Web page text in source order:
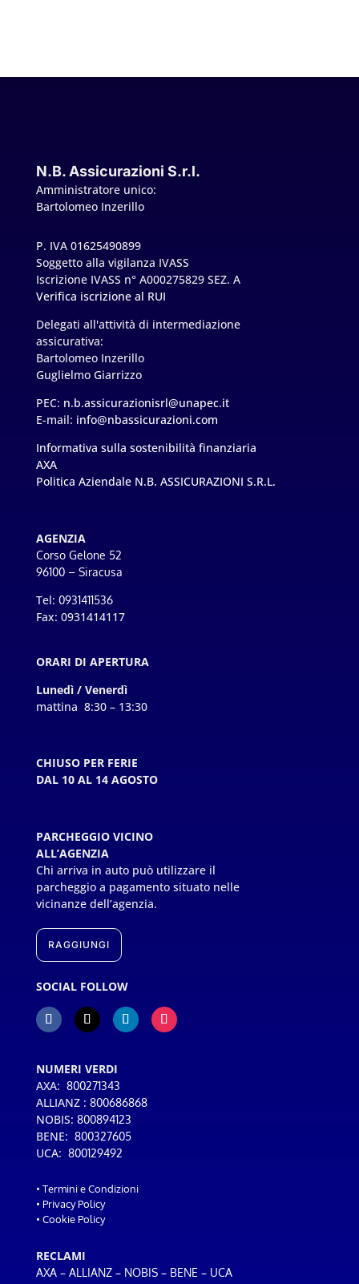
N.B. Assicurazioni S.r.l.
Amministratore unico:
Bartolomeo Inzerillo
P. IVA 01625490899
Soggetto alla vigilanza IVASS
Iscrizione IVASS n° A000275829 SEZ. A
Verifica iscrizione al RUI
Delegati all'attività di intermediazione
assicurativa:
Bartolomeo Inzerillo
Guglielmo Giarrizzo
PEC: n.b.assicurazionisrl@unapec.it
E-mail: info@nbassicurazioni.com
Informativa sulla sostenibilità finanziaria
AXA
Politica Aziendale N.B. ASSICURAZIONI S.R.L.
AGENZIA
Corso Gelone 52
96100 – Siracusa
Tel: 0931411536
Fax: 0931414117
ORARI DI APERTURA
Lunedì / Venerdì
mattina 8:30 – 13:30
CHIUSO PER FERIE
DAL 10 AL 14 AGOSTO
PARCHEGGIO VICINO
ALL’AGENZIA
Chi arriva in auto può utilizzare il
parcheggio a pagamento situato nelle
vicinanze dell’agenzia.
RAGGIUNGI
SOCIAL FOLLOW
NUMERI VERDI
AXA: 800271343
ALLIANZ : 800686868
NOBIS: 800894123
BENE: 800327605
UCA: 800129492
• Termini e Condizioni
• Privacy Policy
• Cookie Policy
RECLAMI
AXA– ALLIANZ– NOBIS– BENE – UCA